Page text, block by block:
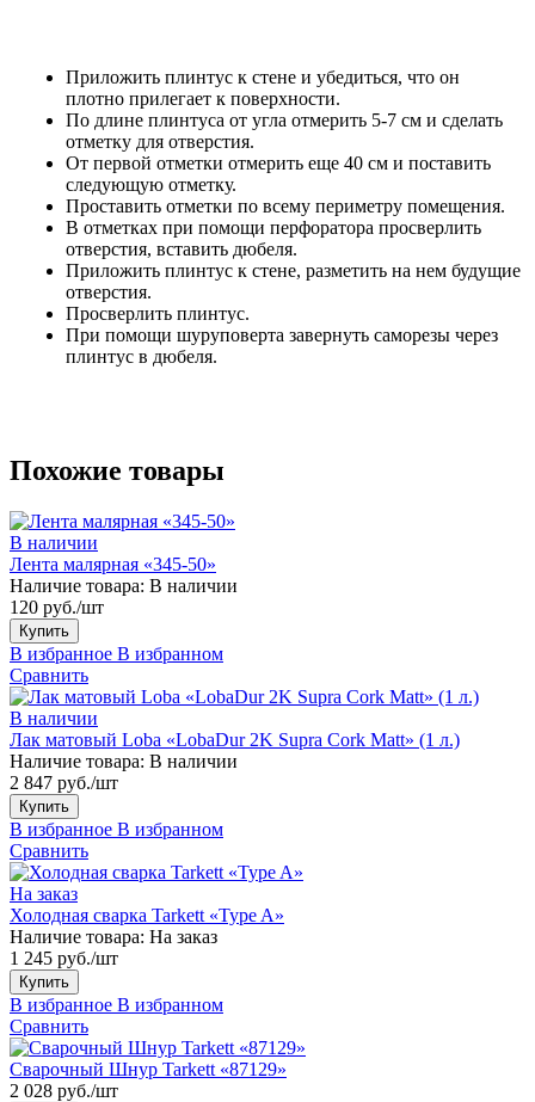
Приложить плинтус к стене и убедиться, что он
плотно прилегает к поверхности.
По длине плинтуса от угла отмерить 5-7 см и сделать
отметку для отверстия.
От первой отметки отмерить еще 40 см и поставить
следующую отметку.
Проставить отметки по всему периметру помещения.
В отметках при помощи перфоратора просверлить
отверстия, вставить дюбеля.
Приложить плинтус к стене, разметить на нем будущие
отверстия.
Просверлить плинтус.
При помощи шуруповерта завернуть саморезы через
плинтус в дюбеля.
Похожие товары
В наличии
Лента малярная «345-50»
Наличие товара: В наличии
120 руб./шт
Купить
В избранное В избранном
Сравнить
В наличии
Лак матовый Loba «LobaDur 2K Supra Cork Matt» (1 л.)
Наличие товара: В наличии
2 847 руб./шт
Купить
В избранное В избранном
Сравнить
На заказ
Холодная сварка Tarkett «Type A»
Наличие товара: На заказ
1 245 руб./шт
Купить
В избранное В избранном
Сравнить
Сварочный Шнур Tarkett «87129»
2 028 руб./шт